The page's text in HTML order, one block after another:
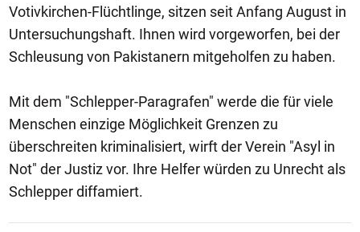
Votivkirchen-Flüchtlinge, sitzen seit Anfang August in
Untersuchungshaft. Ihnen wird vorgeworfen, bei der
Schleusung von Pakistanern mitgeholfen zu haben.
Mit dem "Schlepper-Paragrafen" werde die für viele
Menschen einzige Möglichkeit Grenzen zu
überschreiten kriminalisiert, wirft der Verein "Asyl in
Not" der Justiz vor. Ihre Helfer würden zu Unrecht als
Schlepper diffamiert.